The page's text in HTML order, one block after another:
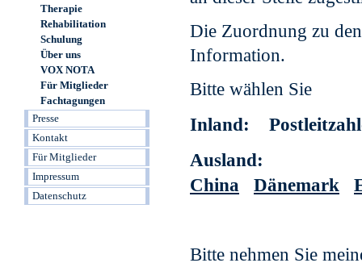
Therapie
Rehabilitation
Schulung
Über uns
VOX NOTA
Für Mitglieder
Fachtagungen
Presse
Kontakt
Für Mitglieder
Impressum
Datenschutz